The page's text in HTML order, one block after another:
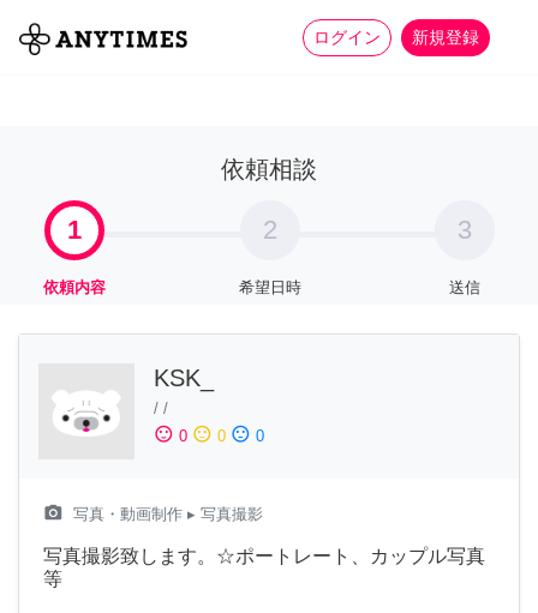
ログイン 新規登録
全て 家事 more_horiz
依頼相談
1
依頼内容
2
希望日時
3
送信
KSK_
/ /
sentiment_satisfied 0 sentiment_neutral 0 sentiment_dissatisfied 0
camera_alt 写真・動画制作 ▸ 写真撮影
写真撮影致します。☆ポートレート、カップル写真
等